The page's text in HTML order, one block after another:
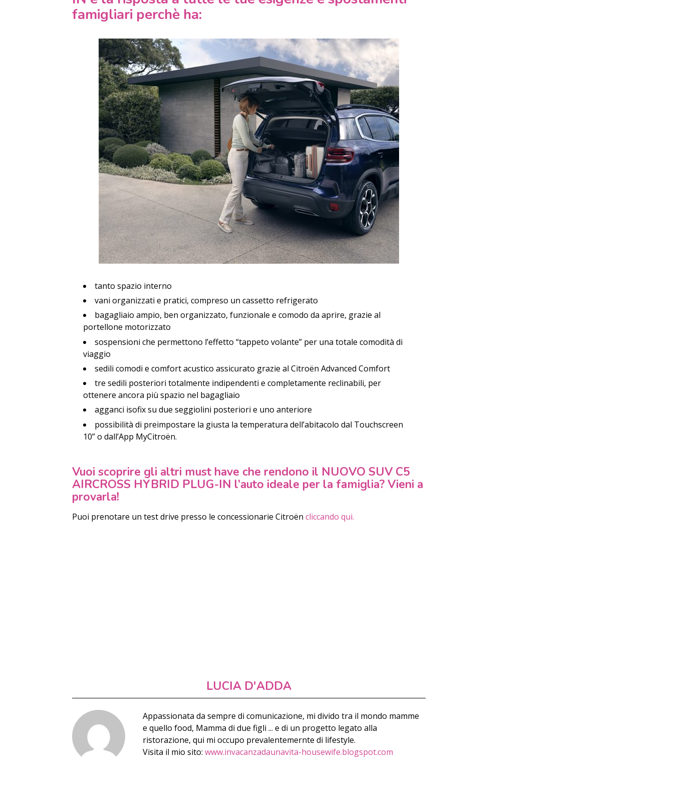
famigliari perchè ha:
tanto spazio interno
vani organizzati e pratici, compreso un cassetto refrigerato
bagagliaio ampio, ben organizzato, funzionale e comodo da aprire, grazie al
portellone motorizzato
sospensioni che permettono l’effetto “tappeto volante” per una totale comodità di
viaggio
sedili comodi e comfort acustico assicurato grazie al Citroën Advanced Comfort
tre sedili posteriori totalmente indipendenti e completamente reclinabili, per
ottenere ancora più spazio nel bagagliaio
agganci isofix su due seggiolini posteriori e uno anteriore
possibilità di preimpostare la giusta la temperatura dell’abitacolo dal Touchscreen
10” o dall’App MyCitroën.
Vuoi scoprire gli altri must have che rendono il NUOVO SUV C5
AIRCROSS HYBRID PLUG-IN l’auto ideale per la famiglia? Vieni a
provarla!
Puoi prenotare un test drive presso le concessionarie Citroëncliccando qui.
LUCIA D'ADDA
Appassionata da sempre di comunicazione, mi divido tra il mondo mamme
e quello food, Mamma di due figli ... e di un progetto legato alla
ristorazione, qui mi occupo prevalentemernte di lifestyle.
Visita il mio sito:www.invacanzadaunavita-housewife.blogspot.com